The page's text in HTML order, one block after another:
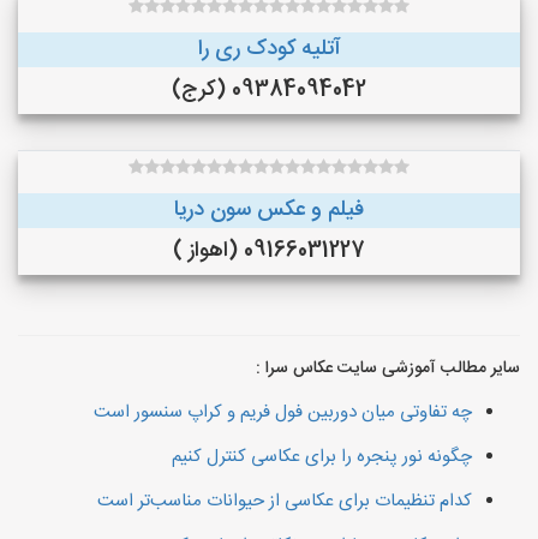
آتلیه کودک ری را
09384094042 (کرج)
فیلم و عکس سون دریا
09166031227 (اهواز )
سایر مطالب آموزشی سایت عکاس سرا :
چه تفاوتی میان دوربین فول فریم و کراپ سنسور است
چگونه نور پنجره را برای عکاسی کنترل کنیم
کدام تنظیمات برای عکاسی از حیوانات مناسب‌تر است